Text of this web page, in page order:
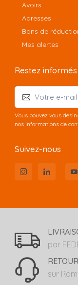
Avoirs
Adresses
Bons de
Mes alertes
Restez informés
Vous pouvez vous
nos informations de
Suivez-nous
par
sur